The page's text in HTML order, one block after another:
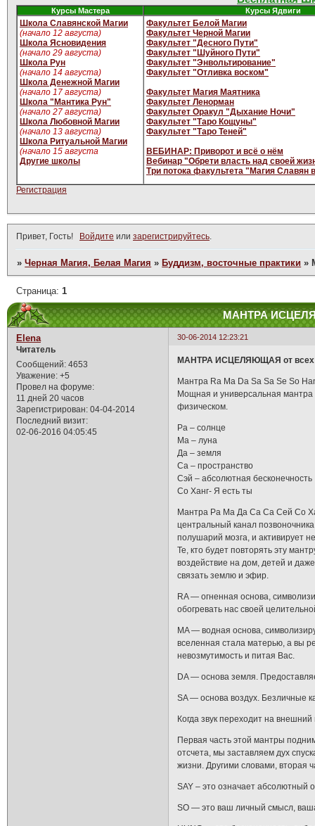
Курсы Мастера Курсы Ядвиги
Школа Славянской Магии
(начало 12 августа)
Школа Ясновидения
(начало 29 августа)
Школа Рун
(начало 14 августа)
Школа Денежной Магии
(начало 17 августа)
Школа "Мантика Рун"
(начало 27 августа)
Школа Любовной Магии
(начало 13 августа)
Школа Ритуальной Магии
(начало 15 августа
Другие школы
Факультет Белой Магии
Факультет Черной Магии
Факультет "Десного Пути"
Факультет "Шуйного Пути"
Факультет "Энвольтирование"
Факультет "Отливка воском"
Факультет Магия Маятника
Факультет Ленорман
Факультет Оракул "Дыхание Ночи"
Факультет "Таро Кощуны"
Факультет "Таро Теней"
ВЕБИНАР: Приворот и всё о нём
Вебинар "Обрети власть над своей
Три потока факультета "Магия Славян
Регистрация
Привет, Гость! Войдите или зарегистрируйтесь
»Черная Магия, Белая Магия » Буддизм, восточные практики »
МАНТРА
Страница: 1
30-06-2014 12:23:21
Elena
Читатель
Сообщений: 4653
Уважение: +5
Провел на форуме:
11 дней 20 часов
Зарегистрирован: 04-04-2014
Последний визит:
02-06-2016 04:05:45
МАНТРА ИСЦЕЛЯЮЩАЯ от всех
Мантра Ra Ma Da Sa Sa Se So
Мощная и универсальная
физическом.
Ра – солнце
Ма – луна
Да – земля
Са – пространство
Сэй – абсолютная бесконечность
Со Ханг- Я есть ты
Мантра Ра Ма Да Са Са Сей Со
центральный канал
полушарий мозга, и активирует
Те, кто будет повторять эту
воздействие на дом, детей и
связать землю и эфир.
RA — огненная основа,
обогревать нас своей
MA — водная основа,
вселенная стала матерью, а вы
невозмутимость и питая Вас.
DA — основа земля.
SA — основа воздух. Безличные
Когда звук переходит на
Первая часть этой мантры
отсчета, мы заставляем дух
жизни. Другими словами, вторая
SAY – это означает абсолютный
SO — это ваш личный смысл,